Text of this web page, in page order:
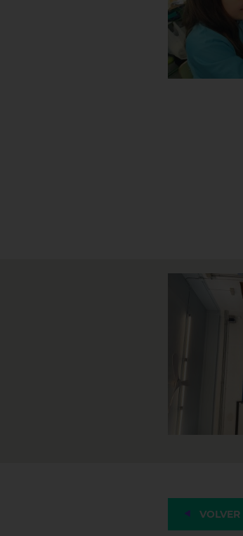
VOLVER